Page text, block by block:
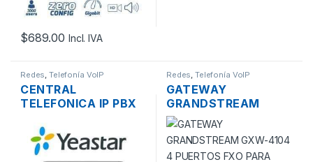
$689.00 Incl. IVA
Redes ,Telefonía VoIP
CENTRAL
TELEFONICA IP PBX
2XFXO, 4XFXS,
LAN/WAN, TF, 10
Redes ,Telefonía VoIP
GATEWAY
GRANDSTREAM
GXW-4104 4
PUERTOS FXO PARA
LINEAS ANALOGAS,